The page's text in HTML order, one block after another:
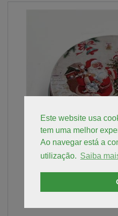
Este website usa
tem uma melhor
Ao navegar está a
utilização. Saiba